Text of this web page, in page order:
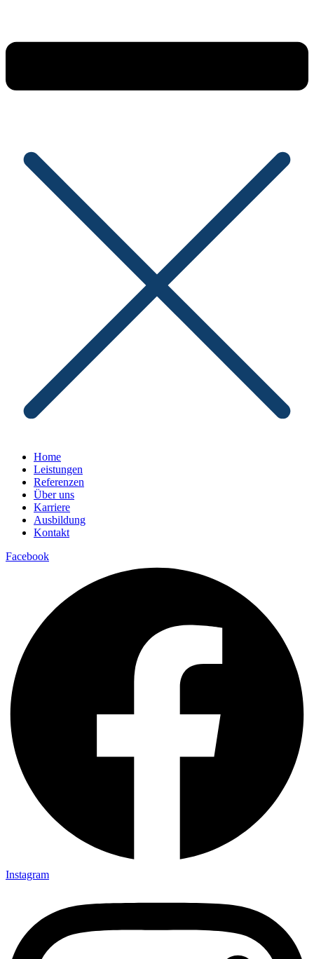
Home
Leistungen
Referenzen
Über uns
Karriere
Ausbildung
Kontakt
Facebook
Instagram